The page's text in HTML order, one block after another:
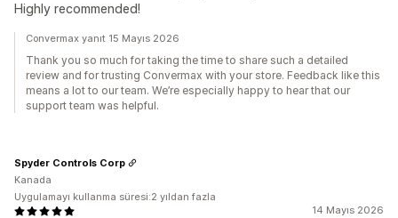
Highly recommended!
Convermax yanıt 15 Mayıs 2026
Thank you so much for taking the time to share such a detailed
review and for trusting Convermax with your store. Feedback like this
means a lot to our team. We’re especially happy to hear that our
support team was helpful.
14 Mayıs 2026
Spyder Controls Corp
Kanada
Uygulamayı kullanma süresi:2 yıldan fazla